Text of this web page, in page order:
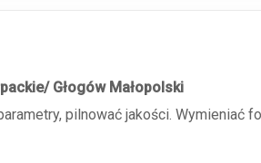
Głogów Małopolski
pilnować jakości. Wymieniać